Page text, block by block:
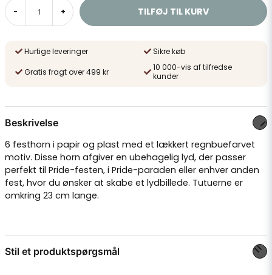
- + TILFØJ TIL KURV
Hurtige leveringer
Sikre køb
Gratis fragt over 499 kr
10 000-vis af tilfredse
kunder
Beskrivelse
6 festhorn i papir og plast med et lækkert regnbuefarvet
motiv. Disse horn afgiver en ubehagelig lyd, der passer
perfekt til Pride-festen, i Pride-paraden eller enhver anden
fest, hvor du ønsker at skabe et lydbillede. Tutuerne er
omkring 23 cm lange.
Stil et produktspørgsmål